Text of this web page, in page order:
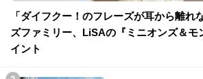
「ダイフクー！のフレーズが耳から離れ
ズファミリー、LiSAの『ミニオンズ＆モ
イント